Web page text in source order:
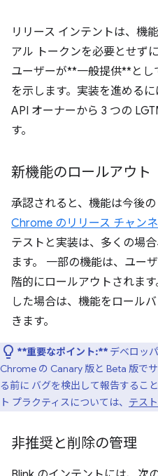
リリース インテントは、機
アル トークンを必要とせず
ユーザーが**一般提供**とし
を示します。実装を進める
API オーナーから 3 つの
す。
新機能のロールアウト
承認されると、機能は今後の
Chrome のリリース チャン
テストと実装は、多くの場
ます。 一部の機能は、ユー
階的にロールアウトされま
した場合は、機能をロール
きます。
**重要なポイント:** デベロッ
Chrome の Canary 版と Beta 版で
る前に バグを検出して報告するこ
ト プラクティスについては、 テス
非推奨と削除の管理